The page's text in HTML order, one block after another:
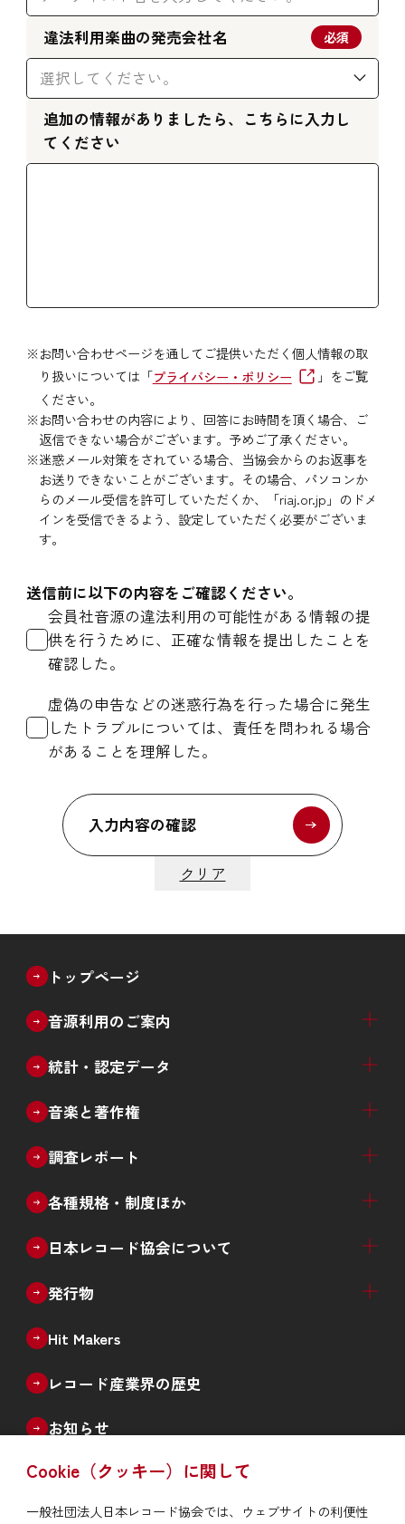
違法利用楽曲の発売会社名 必須
追加の情報がありましたら、こちらに入力し
てください
※お問い合わせページを通してご提供いただく個人情報の取
り扱いについては「プライバシー・ポリシー
」をご覧
ください。
※お問い合わせの内容により、回答にお時間を頂く場合、ご
返信できない場合がございます。予めご了承ください。
※迷惑メール対策をされている場合、当協会からのお返事を
お送りできないことがございます。その場合、パソコンか
らのメール受信を許可していただくか、「riaj.or.jp」のドメ
インを受信できるよう、設定していただく必要がございま
す。
送信前に以下の内容をご確認ください。
会員社音源の違法利用の可能性がある情報の提
供を行うために、正確な情報を提出したことを
確認した。
虚偽の申告などの迷惑行為を行った場合に発生
したトラブルについては、責任を問われる場合
があることを理解した。
入力内容の確認
クリア
トップページ
音源利用のご案内
ブライダル
教育・文化催事
放送番組のインターネット配信
放送番組以外のライブ配信等
音源利用許諾窓口一覧
統計・認定データ
音楽ソフト売上推計（四半期）
音楽配信売上推計（四半期）
音楽ソフト・音楽配信売上推計（四半期）
生産実績（月次）
レコード産業 年次推移
新譜数（ジャンル別、種類別）
カタログ数（ジャンル別）
デビューアーティスト数推移
過去の統計データ
ゴールドディスク認定
ダウンロード認定
ストリーミング認定
日本ゴールドディスク大賞
音楽と著作権
著作権制度の概要
エルマーク
著作権啓発ツール
中高生向け学習プログラムのご案内
調査レポート
音楽メディアユーザー実態調査
違法音楽アプリ利用実態調査
その他の各種調査
各種規格・制度ほか
CDレンタル
再販制度
CDサンプル盤
音楽レコードの還流防止措置
RIS規格
ISRC
日本レコード協会について
日本レコード協会概要
事業案内
役員名簿
会員社（正会員、準会員、賛助会員）
情報公開
入会案内
採用情報
北京事務所と認証書の発行
発行物
機関誌「The Record」
統計誌「日本のレコード産業」
記念誌
Hit Makers
レコード産業界の歴史
お知らせ
よくあるご質問
会員社音源の違法利用情報通知
Cookie（クッキー）に関して
一般社団法人日本レコード協会では、ウェブサイトの利便性